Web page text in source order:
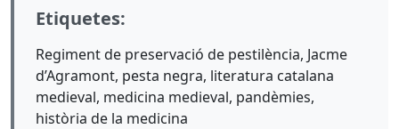
Etiquetes:
Regiment de preservació de pestilència, Jacme
d’Agramont, pesta negra, literatura catalana
medieval, medicina medieval, pandèmies,
història de la medicina